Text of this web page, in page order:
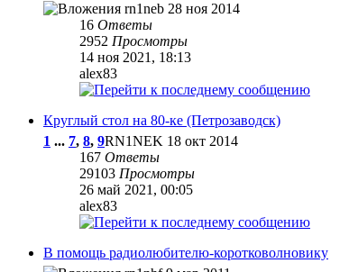
rn1neb 28 ноя 2014
16 Ответы
2952 Просмотры
14 ноя 2021, 18:13
alex83
Круглый стол на 80-ке (Петрозаводск)
1 ... 7, 8, 9RN1NEK 18 окт 2014
167 Ответы
29103 Просмотры
26 май 2021, 00:05
alex83
В помощь радиолюбителю-коротковолновику